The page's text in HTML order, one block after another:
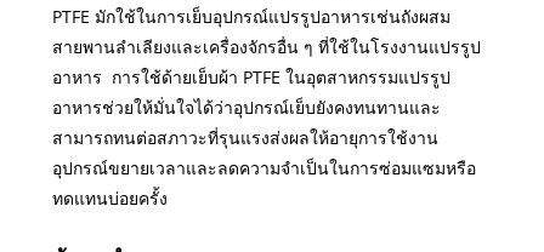
PTFE มักใช้ในการเย็บอุปกรณ์แปรรูปอาหารเช่นถังผสม
สายพานลำเลียงและเครื่องจักรอื่น ๆ ที่ใช้ในโรงงานแปรรูป
อาหาร การใช้ด้ายเย็บผ้า PTFE ในอุตสาหกรรมแปรรูป
อาหารช่วยให้มั่นใจได้ว่าอุปกรณ์เย็บยังคงทนทานและ
สามารถทนต่อสภาวะที่รุนแรงส่งผลให้อายุการใช้งาน
อุปกรณ์ขยายเวลาและลดความจำเป็นในการซ่อมแซมหรือ
ทดแทนบ่อยครั้ง